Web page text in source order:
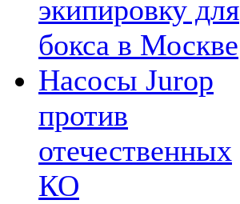
экипировку для
бокса в Москве
Насосы Jurop
против
отечественных
КО